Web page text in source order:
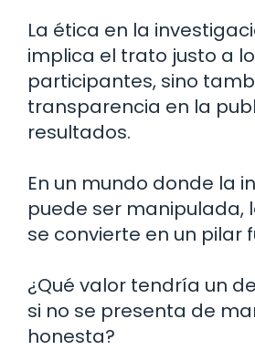
La ética en la
implica el trato justo a
participantes, sino
transparencia en la
resultados.
En un mundo donde la
puede ser manipulada,
se convierte en un pilar
¿Qué valor tendría un
si no se presenta de
honesta?